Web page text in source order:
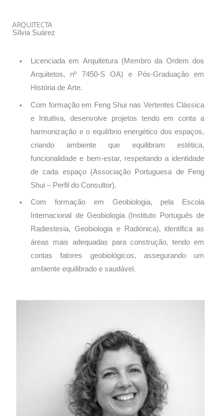
ARQUITECTA
Sílvia Suárez
Licenciada em Arquitetura (Membro da Ordem dos
Arquitetos, nº 7450-S OA) e Pós-Graduação em
História de Arte.
Com formação em Feng Shui nas Vertentes Clássica
e Intuitiva, desenvolve projetos tendo em conta a
harmonização e o equilíbrio energético dos espaços,
criando ambiente que equilibram estética,
funcionalidade e bem-estar, respeitando a identidade
de cada espaço (Associação Portuguesa de Feng
Shui – Perfil do Consultor).
Com formação em Geobiologia, pela Escola
Internacional de Geobiologia (Instituto Português de
Radiestesia, Geobiologia e Radiónica), identifica as
áreas mais adequadas para construção, tendo em
contas fatores geobiológicos, assegurando um
ambiente equilibrado e saudável.